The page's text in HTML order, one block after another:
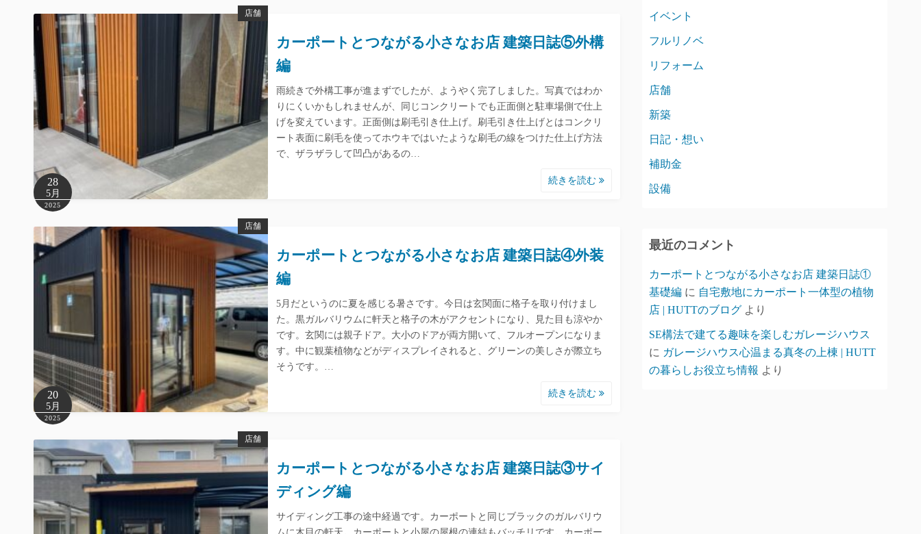
店舗
28
5月
2025
カーポートとつながる小さなお店 建築日誌⑤外構
編
雨続きで外構工事が進まずでしたが、ようやく完了しました。写真ではわか
りにくいかもしれませんが、同じコンクリートでも正面側と駐車場側で仕上
げを変えています。正面側は刷毛引き仕上げ。刷毛引き仕上げとはコンクリ
ート表面に刷毛を使ってホウキではいたような刷毛の線をつけた仕上げ方法
で、ザラザラして凹凸があるの…
続きを読む
店舗
20
5月
2025
カーポートとつながる小さなお店 建築日誌④外装
編
5月だというのに夏を感じる暑さです。今日は玄関面に格子を取り付けまし
た。黒ガルバリウムに軒天と格子の木がアクセントになり、見た目も涼やか
です。玄関には親子ドア。大小のドアが両方開いて、フルオープンになりま
す。中に観葉植物などがディスプレイされると、グリーンの美しさが際立ち
そうです。…
続きを読む
店舗
カーポートとつながる小さなお店 建築日誌③サイ
ディング編
サイディング工事の途中経過です。カーポートと同じブラックのガルバリウ
イベント
フルリノベ
リフォーム
店舗
新築
日記・想い
補助金
設備
最近のコメント
カーポートとつながる小さなお店 建築日誌①
基礎編 に 自宅敷地にカーポート一体型の植物
店 | HUTTのブログ より
SE構法で建てる趣味を楽しむガレージハウス
に ガレージハウス心温まる真冬の上棟 | HUTT
の暮らしお役立ち情報 より